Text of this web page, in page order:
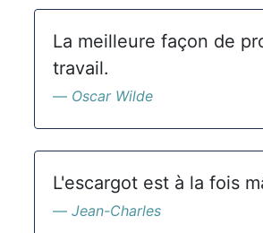
La meilleure façon de
travail.
Oscar Wilde
L'escargot est à la fois
Jean-Charles